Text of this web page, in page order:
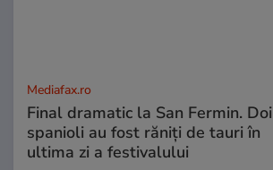
Mediafax.ro
Final dramatic la San Fermin. Doi
spanioli au fost răniți de tauri în
ultima zi a festivalului